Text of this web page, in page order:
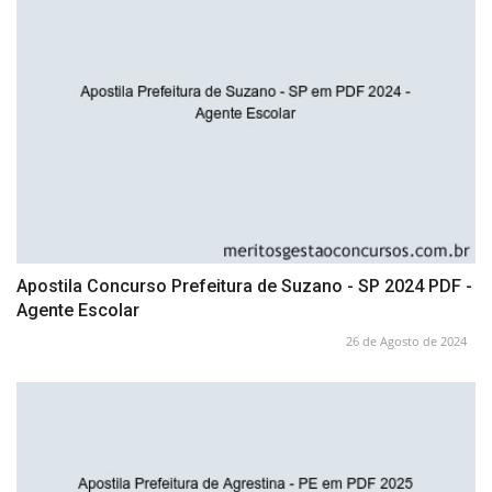
Apostila Concurso Prefeitura de Suzano - SP 2024 PDF -
Agente Escolar
26 de Agosto de 2024